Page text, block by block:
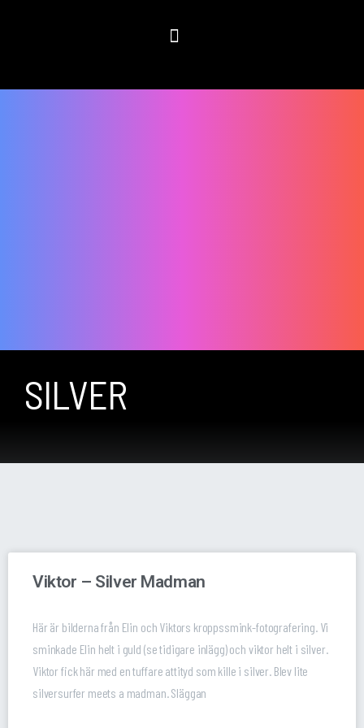
SILVER
Viktor – Silver Madman
Här är bilderna från Elin och Viktors kroppssmink-fotografering. Vi
sminkade Elin helt i guld (se tidigare inlägg) och viktor helt i silver.
Viktor fick här med en tuffare attityd som kille i silver. Blev lite
silversurfer meets a madman. Släggan